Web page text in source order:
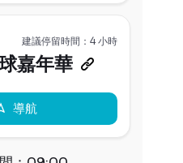
嘉年華
建議停留時間：4 小時
導航